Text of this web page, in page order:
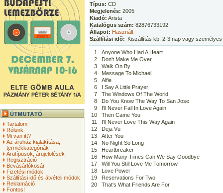
Tartalom
Rólunk
Mi van itt?
Az áruház kialakítása,
termékkategóriák
Árutípusok, árujelölések
Regisztráció
Bevásárlókosár
Fizetési módok
Szállítási idő és átvételi módok
Reklamáció
Fontos!
Típus: CD
Megjelenés: 2005
Kiadó: Arista
Katalógus szám: 82876733192
Állapot: Használt
Szállítási idő: Kiszállítás kb. 2-3 nap vagy
1
Anyone Who Had A Heart
2
Don't Make Me Over
3
Walk On By
4
Message To Michael
5
Alfie
6
I Say A Little Prayer
7
The Windows Of The World
8
Do You Know The Way To San Jose
9
I'll Never Fall In Love Again
10
Then Came You
11
I'll Never Love This Way Again
12
Deja Vu
13
After You
14
No Night So Long
15
Heartbreaker
16
How Many Times Can We Say Goodbye
17
Will You Still Love Me Tomorrow
18
Love Power
19
Reservations For Two
20
That's What Friends Are For